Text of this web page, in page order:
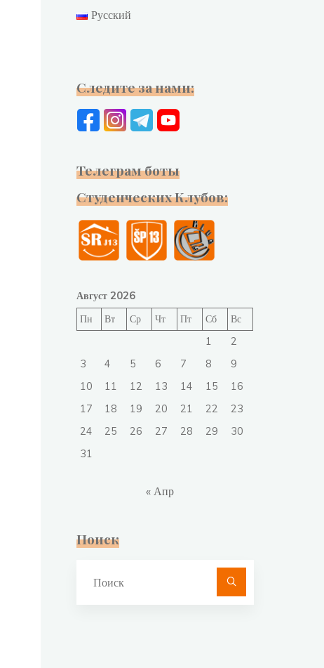
Русский
Следите за нами:
Телеграм боты
Студенческих Клубов:
Август 2026
Пн
Вт Ср Чт Пт Сб
Вс
1
2
3
4 5 6 7 8
9
10
11 12 13 14 15
16
17
18 19 20 21 22
23
24
25 26 27 28 29
30
31
« Апр
Поиск